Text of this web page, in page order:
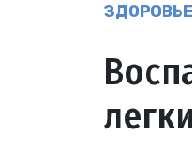
ЗДОРОВЬЕ